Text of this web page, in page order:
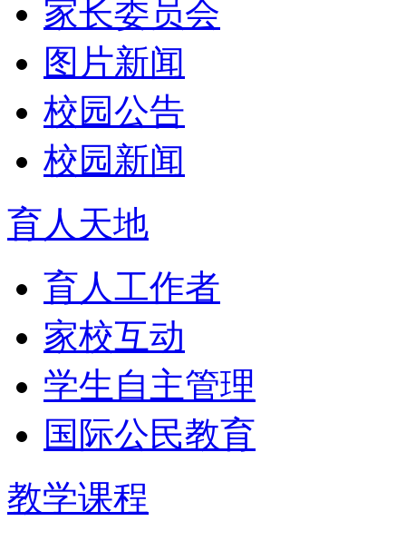
家长委员会
图片新闻
校园公告
校园新闻
育人天地
育人工作者
家校互动
学生自主管理
国际公民教育
教学课程